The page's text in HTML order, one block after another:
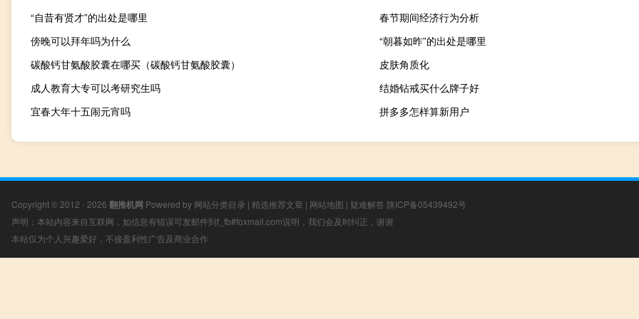
“自昔有贤才”的出处是哪里
春节期间经济行为分析
傍晚可以拜年吗为什么
“朝暮如昨”的出处是哪里
碳酸钙甘氨酸胶囊在哪买（碳酸钙甘氨酸胶囊）
皮肤角质化
成人教育大专可以考研究生吗
结婚钻戒买什么牌子好
宜春大年十五闹元宵吗
拼多多怎样算新用户
Copyright © 2012 - 2026 翻推机网 Powered by 网站分类目录 | 精选推荐文章 | 网站地图 | 疑难解答 陕ICP备05439492号
声明：本站内容来自互联网，如信息有错误可发邮件到f_fb#foxmail.com说明，我们会及时纠正，谢谢
本站仅为个人兴趣爱好，不接盈利性广告及商业合作